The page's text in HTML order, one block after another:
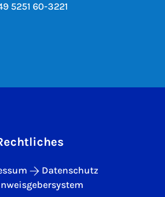
5251 60-3221
Datenschutz